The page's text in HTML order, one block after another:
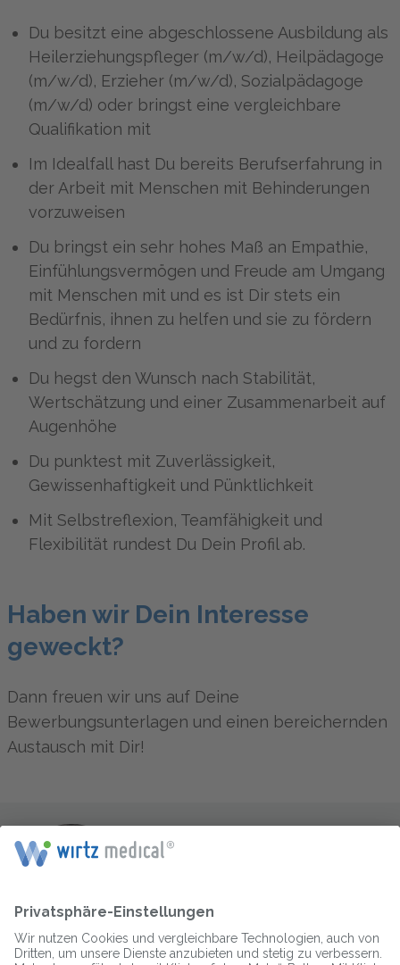
Du besitzt eine abgeschlossene Ausbildung als
Heilerziehungspfleger (m/w/d), Heilpädagoge
(m/w/d), Erzieher (m/w/d), Sozialpädagoge
(m/w/d) oder bringst eine vergleichbare
Qualifikation mit
Im Idealfall hast Du bereits Berufserfahrung in
der Arbeit mit Menschen mit Behinderungen
vorzuweisen
Du bringst ein sehr hohes Maß an Empathie,
Einfühlungsvermögen und Freude am Umgang
mit Menschen mit und es ist Dir stets ein
Bedürfnis, ihnen zu helfen und sie zu fördern
und zu fordern
Du hegst den Wunsch nach Stabilität,
Wertschätzung und einer Zusammenarbeit auf
Augenhöhe
Du punktest mit Zuverlässigkeit,
Gewissenhaftigkeit und Pünktlichkeit
Mit Selbstreflexion, Teamfähigkeit und
Flexibilität rundest Du Dein Profil ab.
Haben wir Dein Interesse
geweckt?
Dann freuen wir uns auf Deine
Bewerbungsunterlagen und einen bereichernden
Austausch mit Dir!
Ceyda Yakut
Kundenberaterin
Telefon: 0203-600 129 60